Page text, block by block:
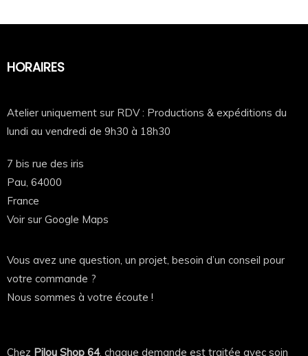
“On répond juste OUI CHEF !!*
si tu as déjà couru entre le passe et la plonge,
Alors ce t-shirt est fait pour toi.
C’est un clin d’œil direct à la vraie vie en cuisine.
HORAIRES
Atelier uniquement sur RDV : Productions & expéditions du
lundi au vendredi de 9h30 à 18h30
7 bis rue des iris
Pau, 64000
France
Voir sur Google Maps
Vous avez une question, un projet, besoin d’un conseil pour
votre commande ?
Nous sommes à votre écoute !
Chez Pilou Shop 64, chaque demande est traitée avec soin